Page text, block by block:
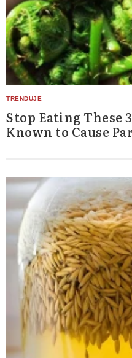
Stop Eating These
Known to Cause